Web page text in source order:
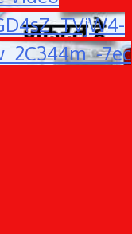
7ec